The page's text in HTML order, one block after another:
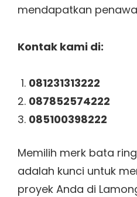
mendapatkan
Kontak kami di:
081231313222
087852574222
085100398222
Memilih merk bata
adalah kunci untuk
proyek Anda di